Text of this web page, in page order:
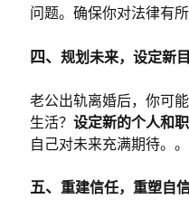
问题。确保你对法律有
四、 规划未来，设定新
老公出轨离婚后，你可
生活？ 设定新的个人和
自己对未来充满期待。。
五、 重建信任，重塑自